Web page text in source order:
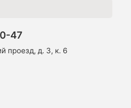
47
проезд, д. 3, к. 6